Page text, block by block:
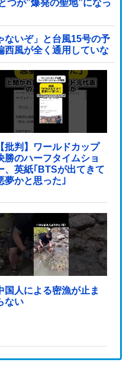
つが”爆発の聖地”になっ
ないぞ」と台風15号の予
西風が全く通用していな
【批判】ワールドカップ
勝のハーフタイムショ
、英紙｢BTSが出てきて
夢かと思った｣
国人による密漁が止ま
ない